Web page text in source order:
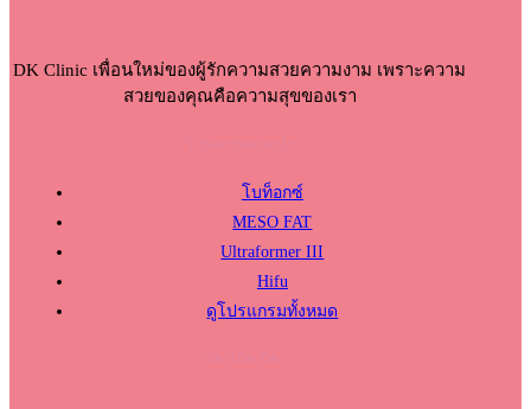
DK Clinic เพื่อนใหม่ของผู้รักความสวยความงาม เพราะความ
สวยของคุณคือความสุขของเรา
โบท็อกซ์
MESO FAT
Ultraformer III
Hifu
ดูโปรแกรมทั้งหมด